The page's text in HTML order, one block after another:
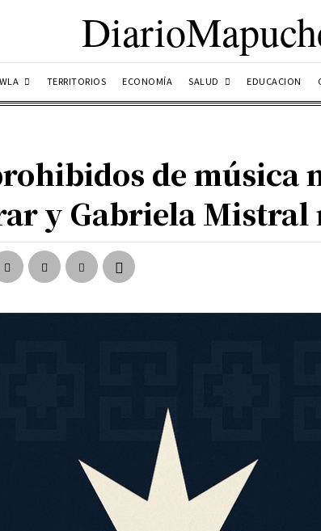
TERRITORIOS ECONOMÍA SALUD EDUCACION
de música
y Gabriela Mistral